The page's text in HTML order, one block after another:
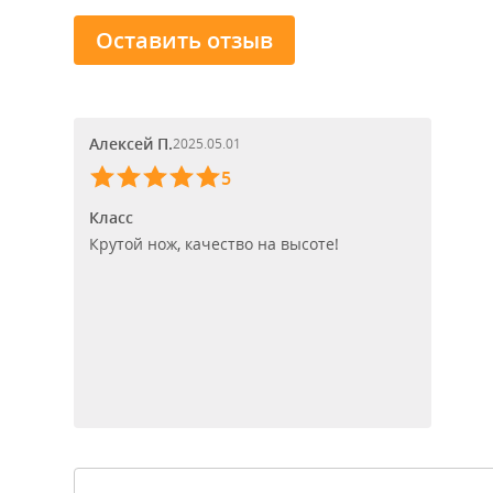
Оставить отзыв
Алексей П.2025.05.01
5
Класс
Крутой нож, качество на высоте!